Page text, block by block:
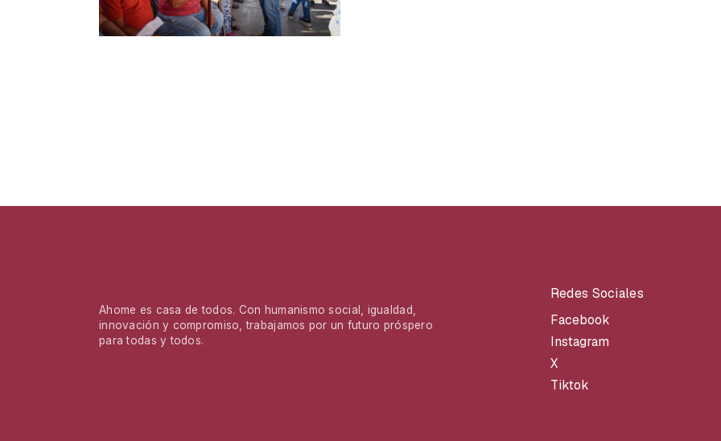
Ahome es casa de todos. Con humanismo social, igualdad,
innovación y compromiso, trabajamos por un futuro próspero
para todas y todos.
Redes Sociales
Facebook
Instagram
X
Tiktok